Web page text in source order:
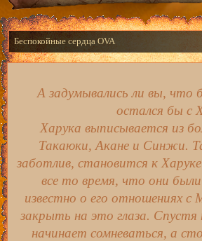
Беспокойные сердца OVA
А задумывались ли вы, что
остался бы с
Харука выписывается из
Такаюки, Акане и Синжи.
заботлив, становится к
все то время, что они были
известно о его отношениях
закрыть на это глаза. Спустя
начинает сомневаться, а